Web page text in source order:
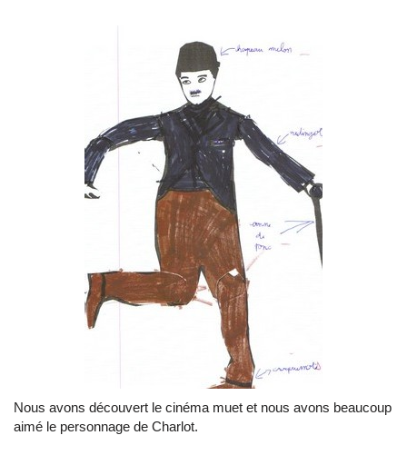
Nous avons découvert le cinéma muet et nous avons beaucoup
aimé le personnage de Charlot.